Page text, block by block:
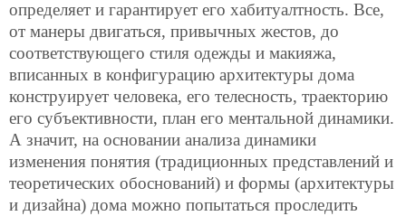
определяет и гарантирует его хабитуалтность. Все,
от манеры двигаться, привычных жестов, до
соответствующего стиля одежды и макияжа,
вписанных в конфигурацию архитектуры дома
конструирует человека, его телесность, траекторию
его субъективности, план его ментальной динамики.
А значит, на основании анализа динамики
изменения понятия (традиционных представлений и
теоретических обоснований) и формы (архитектуры
и дизайна) дома можно попытаться проследить